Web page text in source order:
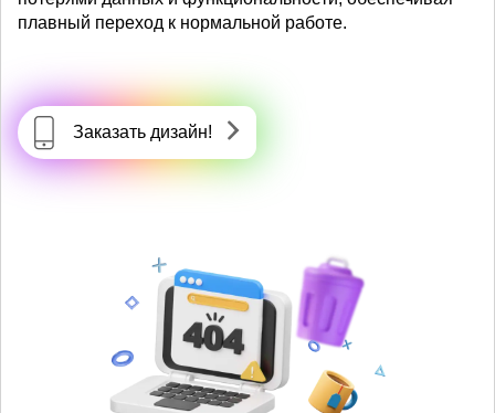
плавный переход к нормальной работе.
Заказать дизайн!